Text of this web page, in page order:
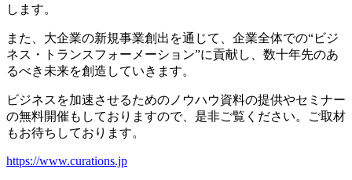
します。
また、大企業の新規事業創出を通じて、企業全体での“ビジ
ネス・トランスフォーメーション”に貢献し、数十年先のあ
るべき未来を創造していきます。
ビジネスを加速させるためのノウハウ資料の提供やセミナー
の無料開催もしておりますので、是非ご覧ください。ご取材
もお待ちしております。
https://www.curations.jp